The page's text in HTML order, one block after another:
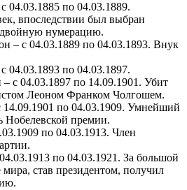
04.03.1885 по 04.03.1889.
впоследствии был выбран
нумерацию.
– с 04.03.1889 по 04.03.1893. Внук
04.03.1893 по 04.03.1897.
с 04.03.1897 по 14.09.1901. Убит
Леоном Франком Чолгошем.
14.09.1901 по 04.03.1909. Умнейший
Нобелевской премии.
по 04.03.1913. Член
по 04.03.1921. За большой
мира, став президентом, получил